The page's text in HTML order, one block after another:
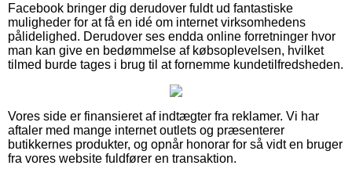
Facebook bringer dig derudover fuldt ud fantastiske
muligheder for at få en idé om internet virksomhedens
pålidelighed. Derudover ses endda online forretninger hvor
man kan give en bedømmelse af købsoplevelsen, hvilket
tilmed burde tages i brug til at fornemme kundetilfredsheden.
Vores side er finansieret af indtægter fra reklamer. Vi har
aftaler med mange internet outlets og præsenterer
butikkernes produkter, og opnår honorar for så vidt en bruger
fra vores website fuldfører en transaktion.